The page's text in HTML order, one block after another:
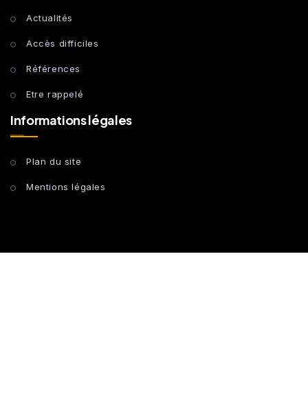
Actualités
Accès difficiles
Références
Etre rappelé
Informations légales
Plan du site
Mentions légales